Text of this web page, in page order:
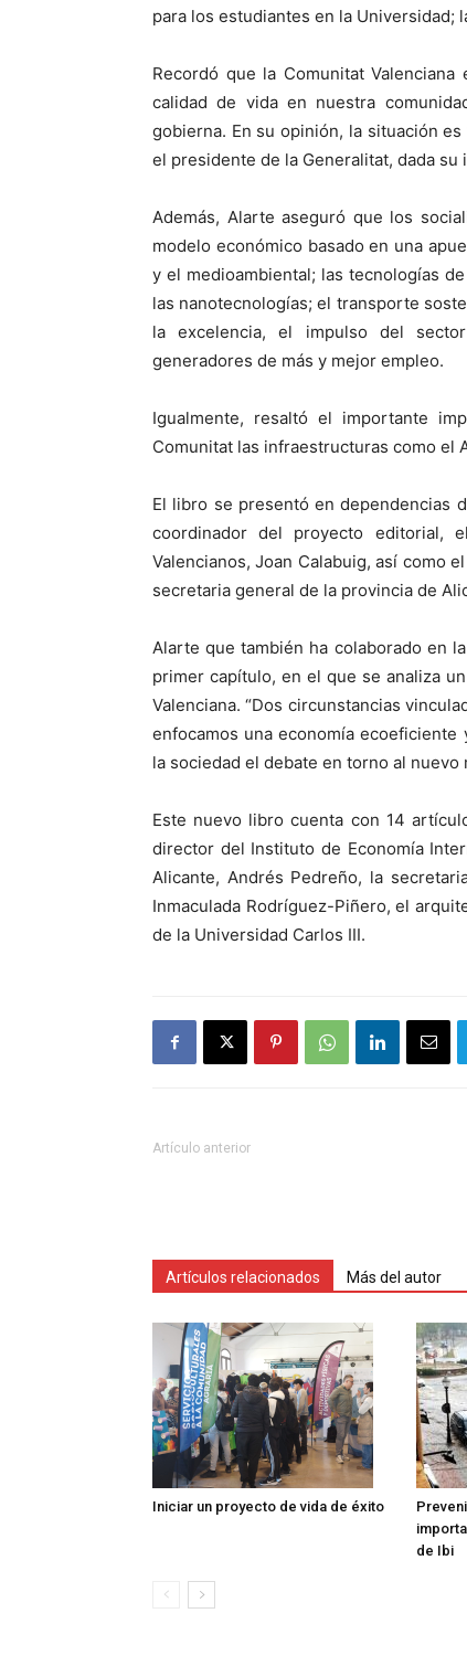
para los estudiantes en la Universidad;
Recordó que la Comunitat
calidad de vida en nuestra
gobierna. En su opinión, la situación
el presidente de la Generalitat, dada
Además, Alarte aseguró que los
modelo económico basado en una
y el medioambiental; las tecnologías
las nanotecnologías; el transporte
la excelencia, el impulso del
generadores de más y mejor empleo.
Igualmente, resaltó el importante
Comunitat las infraestructuras como el
El libro se presentó en dependencias
coordinador del proyecto editorial,
Valencianos, Joan Calabuig, así como
secretaria general de la provincia de
Alarte que también ha colaborado en
primer capítulo, en el que se analiza
Valenciana. “Dos circunstancias
enfocamos una economía
la sociedad el debate en torno al
Este nuevo libro cuenta con 14
director del Instituto de Economía
Alicante, Andrés Pedreño, la
Inmaculada Rodríguez-Piñero, el
de la Universidad Carlos III.
Artículo anterior
Artículos relacionados Más del autor
Iniciar un proyecto de vida de éxito
de Ibi